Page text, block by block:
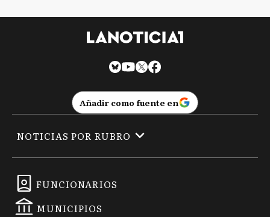
Añadir como fuente en
FUNCIONARIOS
MUNICIPIOS
NOTICIAS POR RUBRO